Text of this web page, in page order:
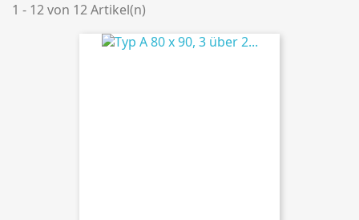
1 - 12 von 12 Artikel(n)